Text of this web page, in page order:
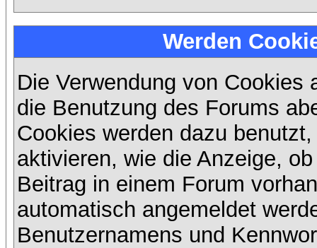
Werden
Die Verwendung von
die Benutzung des Forums
Cookies werden dazu
aktivieren, wie die Anzeige,
Beitrag in einem Forum
automatisch angemeldet
Benutzernamens und